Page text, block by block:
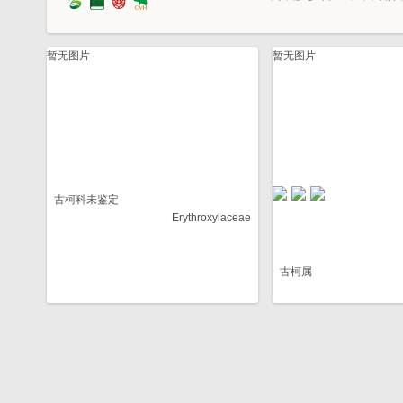
暂无图片
古柯科未鉴定
Erythroxylaceae
暂无图片
古柯属